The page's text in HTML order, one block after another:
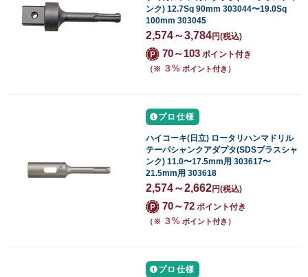
ンク) 12.7Sq 90mm 303044〜19.0Sq
100mm 303045
2,574～3,784円(税込)
70～103 ポイント付き
（※ ３% ポイント付き）
プロ仕様
ハイコーキ(日立) ロータリハンマドリル
テーパシャンクアダプタ(SDSプラスシャ
ンク) 11.0〜17.5mm用 303617〜
21.5mm用 303618
2,574～2,662円(税込)
70～72 ポイント付き
（※ ３% ポイント付き）
プロ仕様